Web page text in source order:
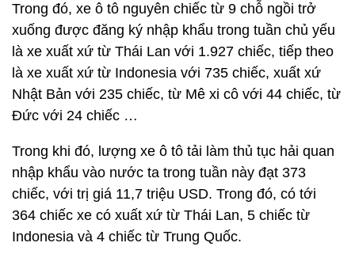
Trong đó, xe ô tô nguyên chiếc từ 9 chỗ ngồi trở
xuống được đăng ký nhập khẩu trong tuần chủ yếu
là xe xuất xứ từ Thái Lan với 1.927 chiếc, tiếp theo
là xe xuất xứ từ Indonesia với 735 chiếc, xuất xứ
Nhật Bản với 235 chiếc, từ Mê xi cô với 44 chiếc, từ
Đức với 24 chiếc …
Trong khi đó, lượng xe ô tô tải làm thủ tục hải quan
nhập khẩu vào nước ta trong tuần này đạt 373
chiếc, với trị giá 11,7 triệu USD. Trong đó, có tới
364 chiếc xe có xuất xứ từ Thái Lan, 5 chiếc từ
Indonesia và 4 chiếc từ Trung Quốc.